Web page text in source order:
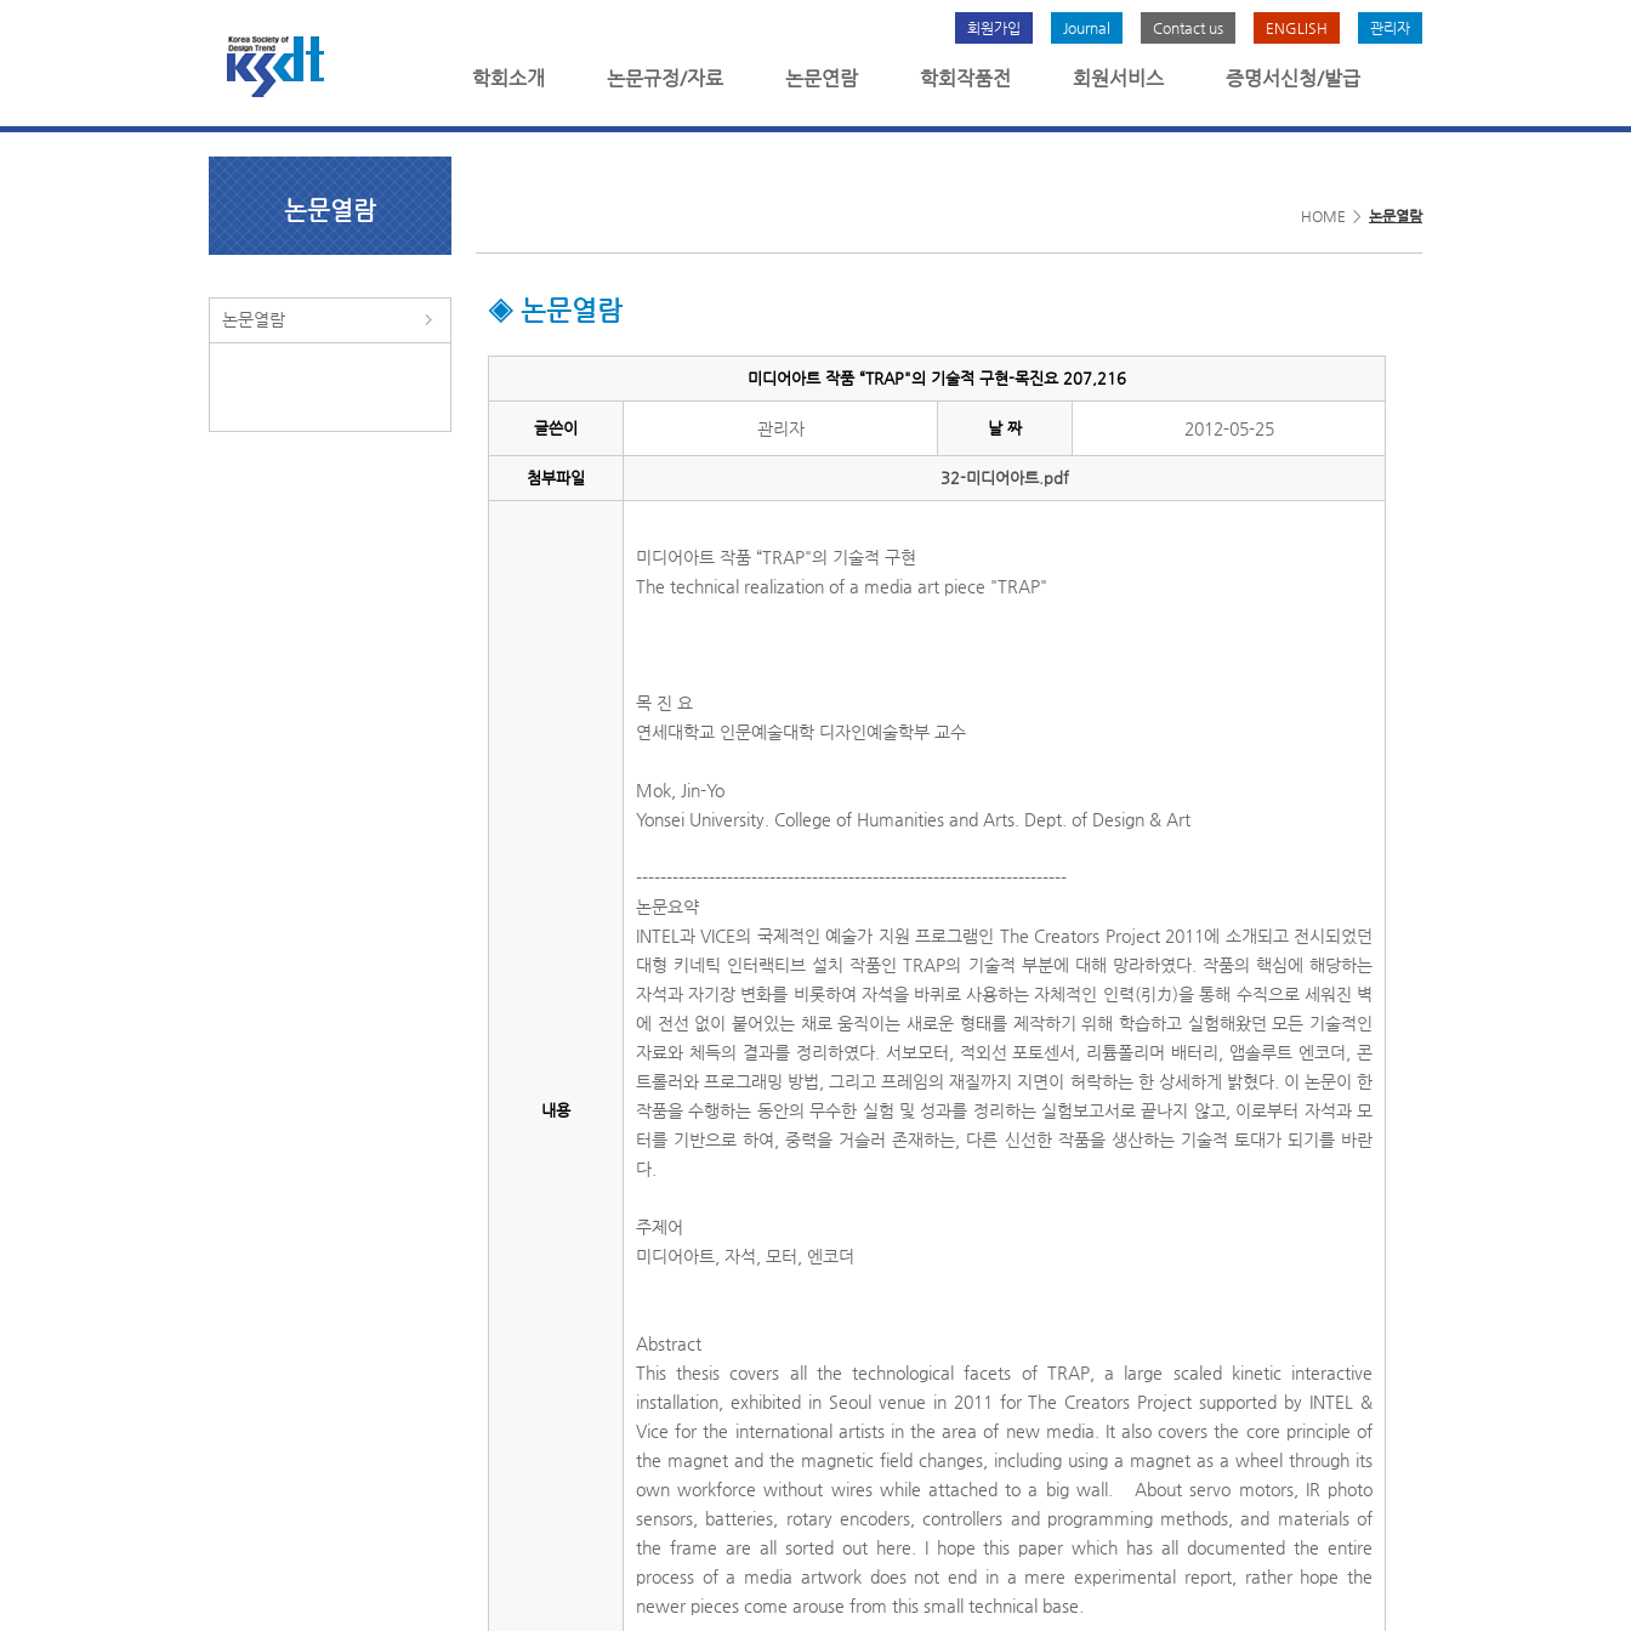
회원가입 Journal Contact us ENGLISH 관리자
학회소개 논문규정/자료 논문연람 학회작품전 회원서비스 증명서신청/발급
논문열람
논문열람
HOME > 논문열람
◈ 논문열람
미디어아트 작품 “TRAP"의 기술적 구현-목진요 207,216
글쓴이 관리자 날 짜 2012-05-25
첨부파일 32-미디어아트.pdf
내용
미디어아트 작품 “TRAP"의 기술적 구현
The technical realization of a media art piece "TRAP"
목 진 요
연세대학교 인문예술대학 디자인예술학부 교수
Mok, Jin-Yo
Yonsei University. College of Humanities and Arts. Dept. of Design & Art
-----------------------------------------------------------------------
논문요약
INTEL과 VICE의 국제적인 예술가 지원 프로그램인 The Creators Project 2011에 소개되고 전시되었던
대형 키네틱 인터랙티브 설치 작품인 TRAP의 기술적 부분에 대해 망라하였다. 작품의 핵심에 해당하는
자석과 자기장 변화를 비롯하여 자석을 바퀴로 사용하는 자체적인 인력(引力)을 통해 수직으로 세워진 벽
에 전선 없이 붙어있는 채로 움직이는 새로운 형태를 제작하기 위해 학습하고 실험해왔던 모든 기술적인
자료와 체득의 결과를 정리하였다. 서보모터, 적외선 포토센서, 리튬폴리머 배터리, 앱솔루트 엔코더, 콘
트롤러와 프로그래밍 방법, 그리고 프레임의 재질까지 지면이 허락하는 한 상세하게 밝혔다. 이 논문이 한
작품을 수행하는 동안의 무수한 실험 및 성과를 정리하는 실험보고서로 끝나지 않고, 이로부터 자석과 모
터를 기반으로 하여, 중력을 거슬러 존재하는, 다른 신선한 작품을 생산하는 기술적 토대가 되기를 바란
다.
주제어
미디어아트, 자석, 모터, 엔코더
Abstract
This thesis covers all the technological facets of TRAP, a large scaled kinetic interactive
installation, exhibited in Seoul venue in 2011 for The Creators Project supported by INTEL &
Vice for the international artists in the area of new media. It also covers the core principle of
the magnet and the magnetic field changes, including using a magnet as a wheel through its
own workforce without wires while attached to a big wall. About servo motors, IR photo
sensors, batteries, rotary encoders, controllers and programming methods, and materials of
the frame are all sorted out here. I hope this paper which has all documented the entire
process of a media artwork does not end in a mere experimental report, rather hope the
newer pieces come arouse from this small technical base.